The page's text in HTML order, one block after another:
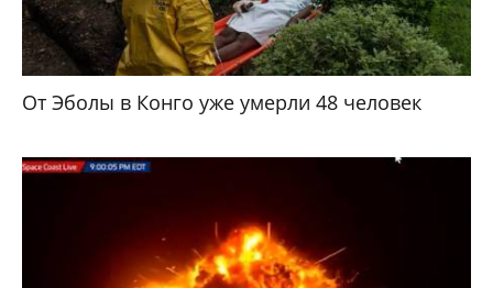
От Эболы в Конго уже умерли 48 человек